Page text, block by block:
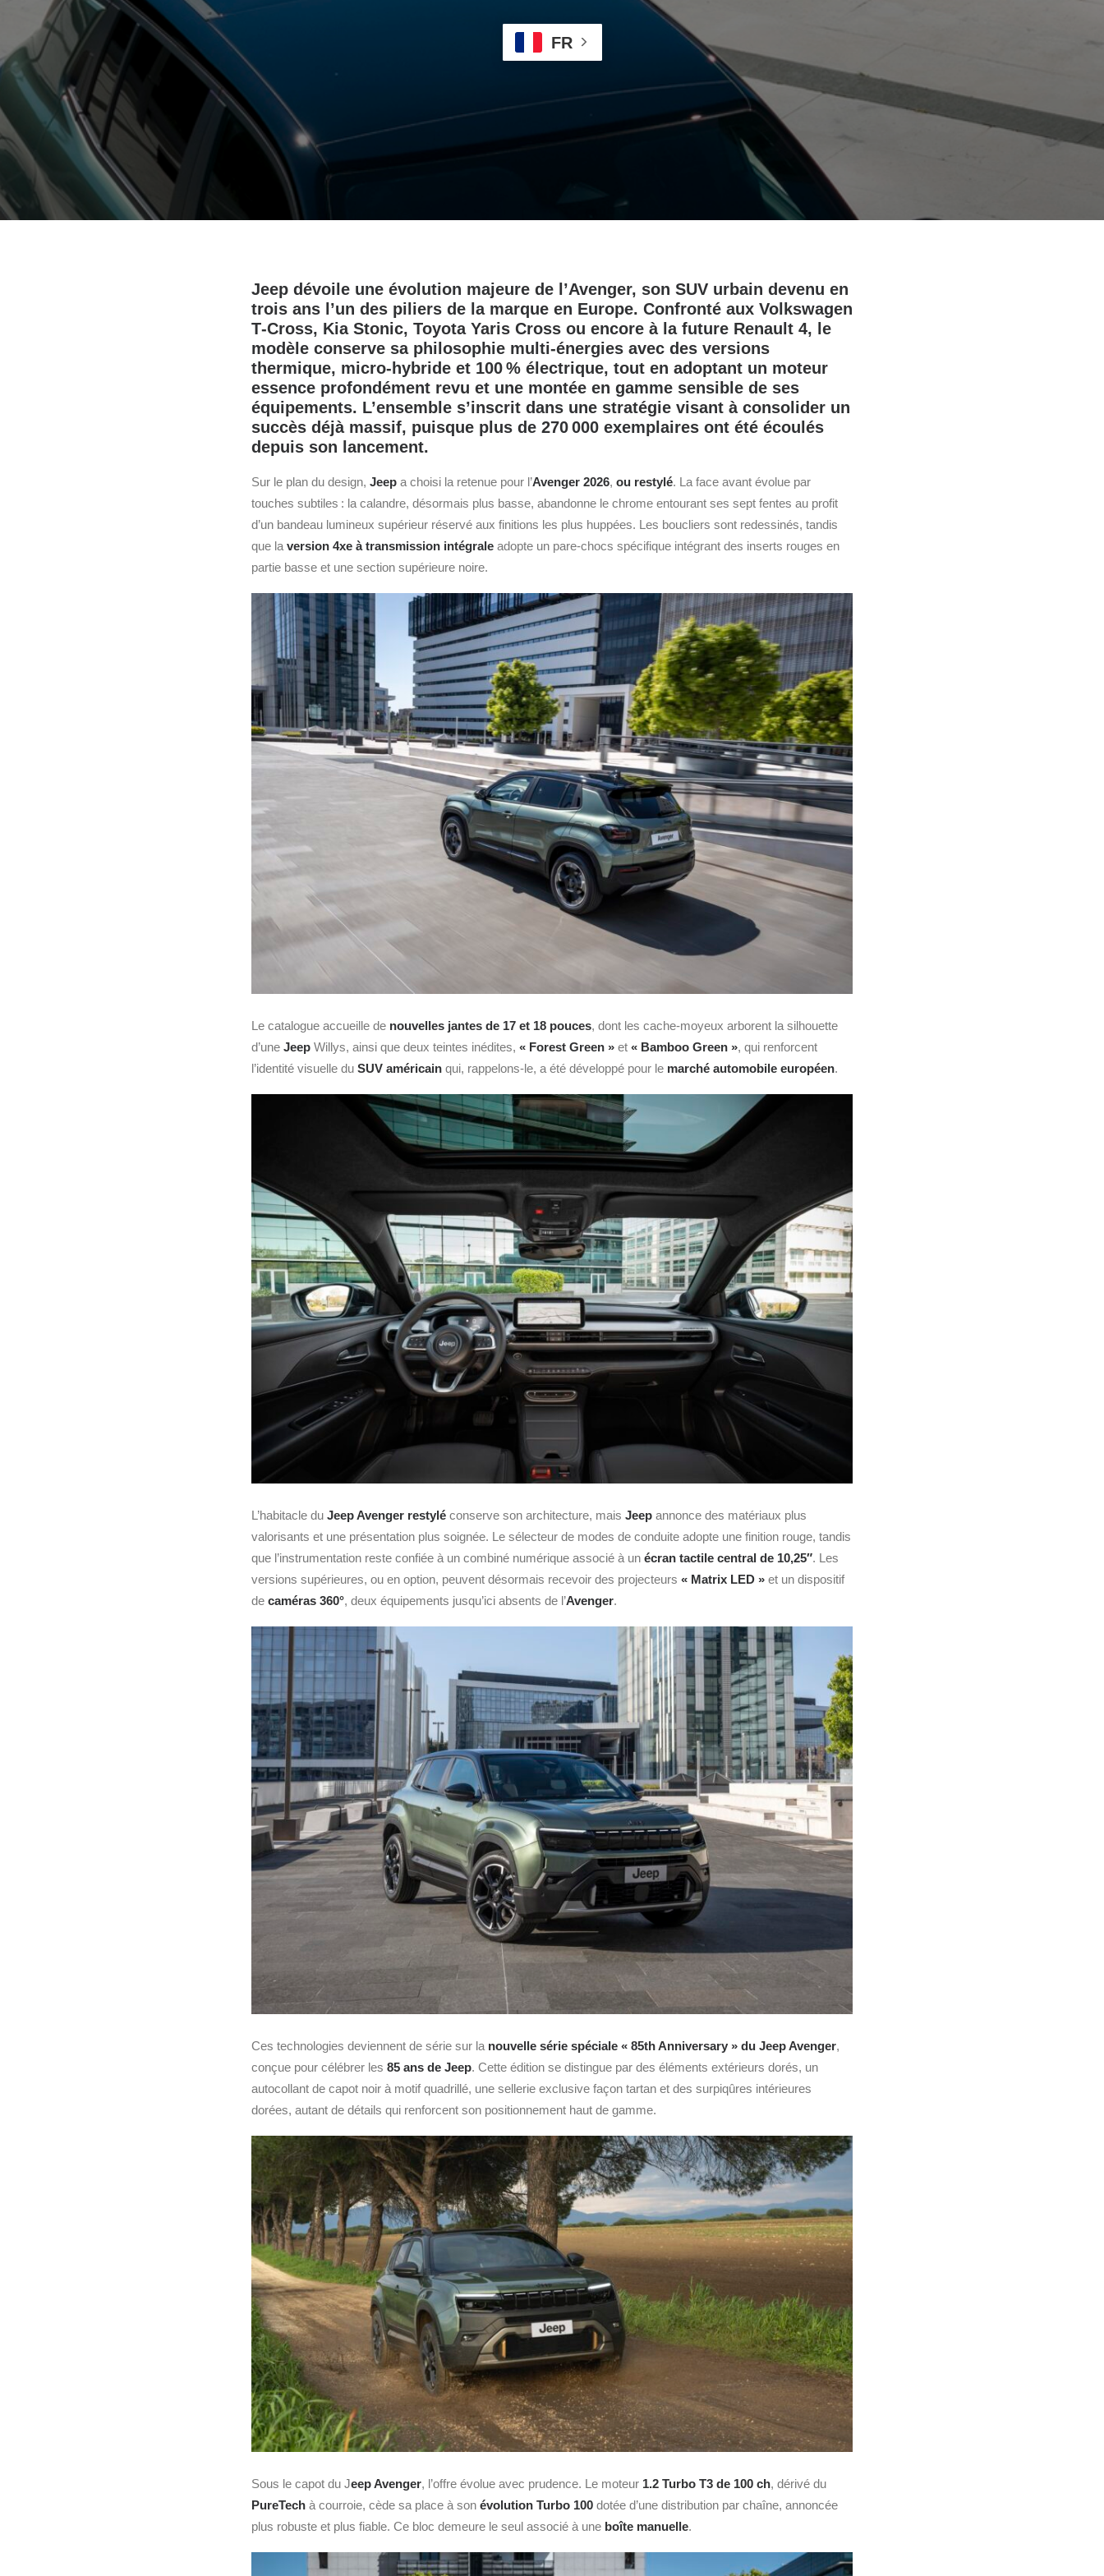
FR
Jeep dévoile une évolution majeure de l’Avenger, son SUV urbain devenu en
trois ans l’un des piliers de la marque en Europe. Confronté aux Volkswagen
T‑Cross, Kia Stonic, Toyota Yaris Cross ou encore à la future Renault 4, le
modèle conserve sa philosophie multi‑énergies avec des versions
thermique, micro‑hybride et 100 % électrique, tout en adoptant un moteur
essence profondément revu et une montée en gamme sensible de ses
équipements. L’ensemble s’inscrit dans une stratégie visant à consolider un
succès déjà massif, puisque plus de 270 000 exemplaires ont été écoulés
depuis son lancement.
Sur le plan du design, Jeep a choisi la retenue pour l’Avenger 2026, ou restylé. La face avant évolue par
touches subtiles : la calandre, désormais plus basse, abandonne le chrome entourant ses sept fentes au profit
d’un bandeau lumineux supérieur réservé aux finitions les plus huppées. Les boucliers sont redessinés, tandis
que la version 4xe à transmission intégrale adopte un pare‑chocs spécifique intégrant des inserts rouges en
partie basse et une section supérieure noire.
Le catalogue accueille de nouvelles jantes de 17 et 18 pouces, dont les cache‑moyeux arborent la silhouette
d’une Jeep Willys, ainsi que deux teintes inédites, « Forest Green » et « Bamboo Green », qui renforcent
l’identité visuelle du SUV américain qui, rappelons-le, a été développé pour le marché automobile européen.
L’habitacle du Jeep Avenger restylé conserve son architecture, mais Jeep annonce des matériaux plus
valorisants et une présentation plus soignée. Le sélecteur de modes de conduite adopte une finition rouge, tandis
que l’instrumentation reste confiée à un combiné numérique associé à un écran tactile central de 10,25″. Les
versions supérieures, ou en option, peuvent désormais recevoir des projecteurs « Matrix LED » et un dispositif
de caméras 360°, deux équipements jusqu’ici absents de l’Avenger.
Ces technologies deviennent de série sur la nouvelle série spéciale « 85th Anniversary » du Jeep Avenger,
conçue pour célébrer les 85 ans de Jeep. Cette édition se distingue par des éléments extérieurs dorés, un
autocollant de capot noir à motif quadrillé, une sellerie exclusive façon tartan et des surpiqûres intérieures
dorées, autant de détails qui renforcent son positionnement haut de gamme.
Sous le capot du Jeep Avenger, l’offre évolue avec prudence. Le moteur 1.2 Turbo T3 de 100 ch, dérivé du
PureTech à courroie, cède sa place à son évolution Turbo 100 dotée d’une distribution par chaîne, annoncée
plus robuste et plus fiable. Ce bloc demeure le seul associé à une boîte manuelle.